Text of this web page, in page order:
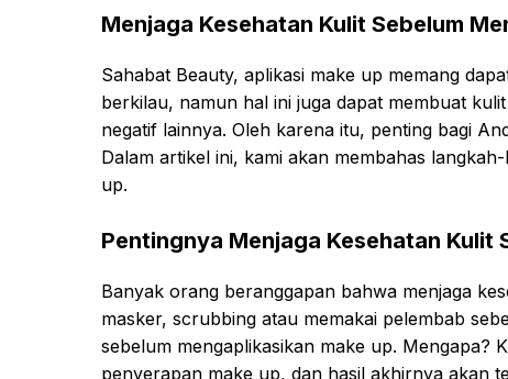
Menjaga Kesehatan Kulit Sebelum
Sahabat Beauty, aplikasi make up memang
berkilau, namun hal ini juga dapat membuat
negatif lainnya. Oleh karena itu, penting bagi
Dalam artikel ini, kami akan membahas
up.
Pentingnya Menjaga Kesehatan Kulit
Banyak orang beranggapan bahwa menjaga
masker, scrubbing atau memakai pelembab
sebelum mengaplikasikan make up. Mengapa?
penyerapan make up, dan hasil akhirnya akan